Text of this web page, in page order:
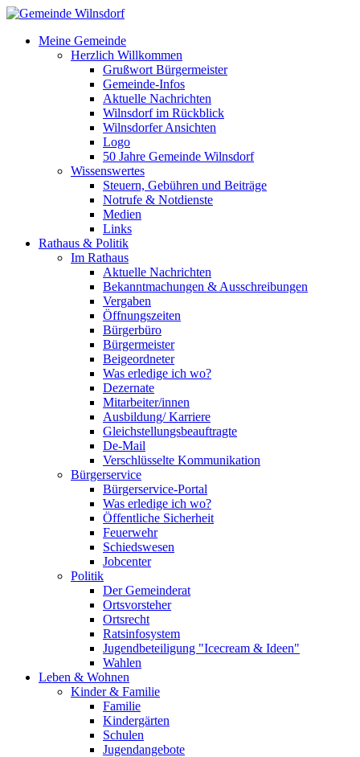
Meine Gemeinde
Herzlich Willkommen
Grußwort Bürgermeister
Gemeinde-Infos
Aktuelle Nachrichten
Wilnsdorf im Rückblick
Wilnsdorfer Ansichten
Logo
50 Jahre Gemeinde Wilnsdorf
Wissenswertes
Steuern, Gebühren und Beiträge
Notrufe & Notdienste
Medien
Links
Rathaus & Politik
Im Rathaus
Aktuelle Nachrichten
Bekanntmachungen & Ausschreibungen
Vergaben
Öffnungszeiten
Bürgerbüro
Bürgermeister
Beigeordneter
Was erledige ich wo?
Dezernate
Mitarbeiter/innen
Ausbildung/ Karriere
Gleichstellungsbeauftragte
De-Mail
Verschlüsselte Kommunikation
Bürgerservice
Bürgerservice-Portal
Was erledige ich wo?
Öffentliche Sicherheit
Feuerwehr
Schiedswesen
Jobcenter
Politik
Der Gemeinderat
Ortsvorsteher
Ortsrecht
Ratsinfosystem
Jugendbeteiligung "Icecream & Ideen"
Wahlen
Leben & Wohnen
Kinder & Familie
Familie
Kindergärten
Schulen
Jugendangebote